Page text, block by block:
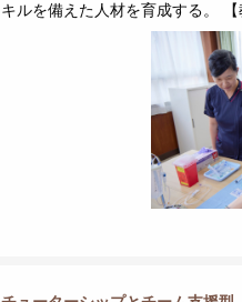
キルを備えた人材を育成する。